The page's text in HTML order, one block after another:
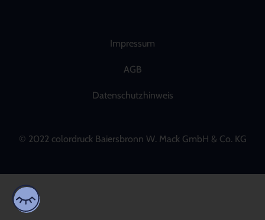
Impressum
AGB
Datenschutzhinweis
© 2022 colordruck Baiersbronn W. Mack GmbH & Co. KG